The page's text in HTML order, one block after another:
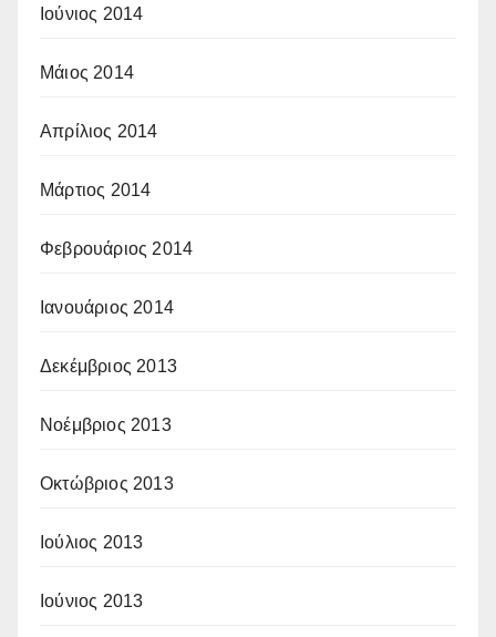
Ιούνιος 2014
Μάιος 2014
Απρίλιος 2014
Μάρτιος 2014
Φεβρουάριος 2014
Ιανουάριος 2014
Δεκέμβριος 2013
Νοέμβριος 2013
Οκτώβριος 2013
Ιούλιος 2013
Ιούνιος 2013